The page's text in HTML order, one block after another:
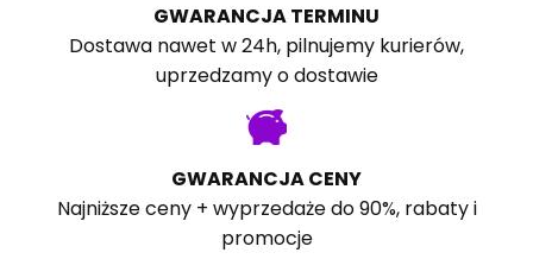
GWARANCJA TERMINU
Dostawa nawet w 24h, pilnujemy kurierów,
uprzedzamy o dostawie
GWARANCJA CENY
Najniższe ceny + wyprzedaże do 90%, rabaty i
promocje